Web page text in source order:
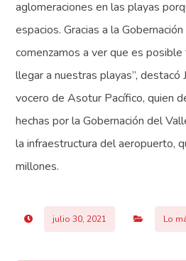
aglomeraciones en las playas
espacios. Gracias a la
comenzamos a ver que es
llegar a nuestras playas”, destacó
vocero de Asotur Pacífico, quien
hechas por la Gobernación del
la infraestructura del aeropuerto,
millones.
julio 30, 2021 Lo